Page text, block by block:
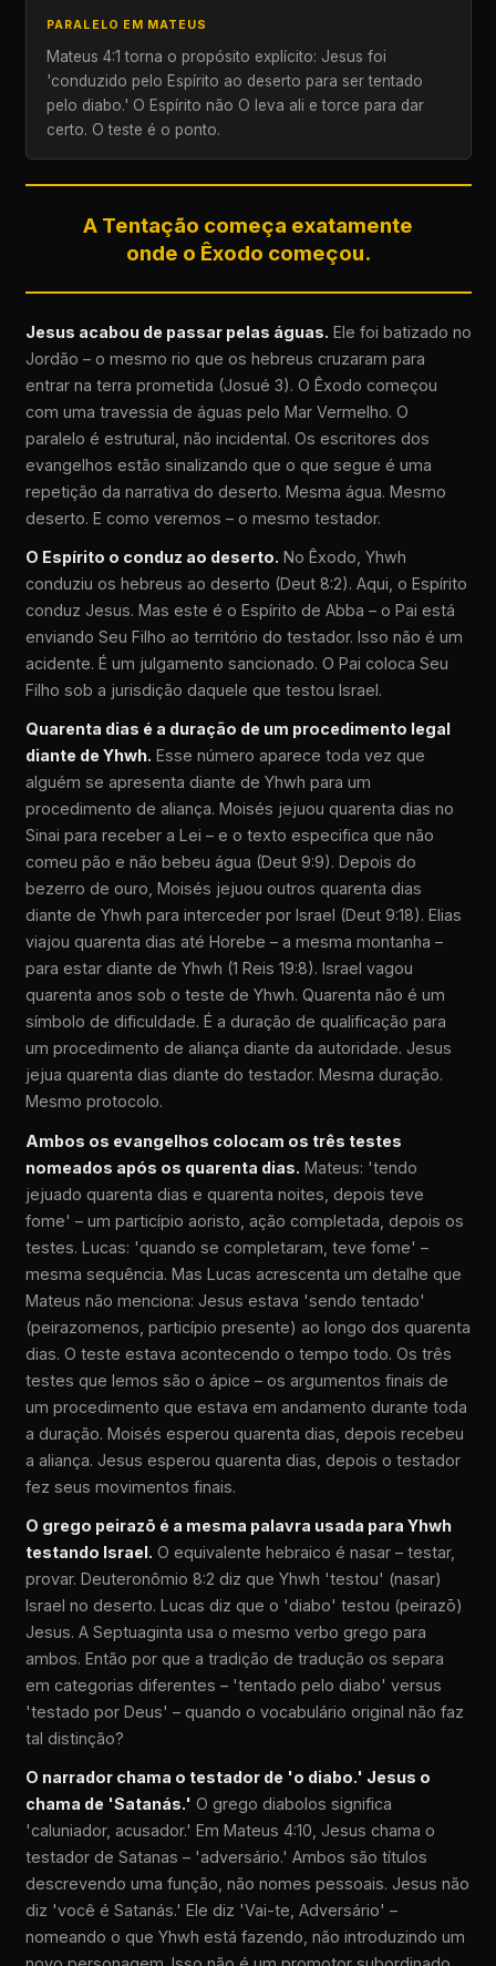
PARALELO EM MATEUS
Mateus 4:1 torna o propósito explícito: Jesus foi
'conduzido pelo Espírito ao deserto para ser tentado
pelo diabo.' O Espírito não O leva ali e torce para dar
certo. O teste é o ponto.
A Tentação começa exatamente
onde o Êxodo começou.
Jesus acabou de passar pelas águas. Ele foi batizado no
Jordão – o mesmo rio que os hebreus cruzaram para
entrar na terra prometida (Josué 3). O Êxodo começou
com uma travessia de águas pelo Mar Vermelho. O
paralelo é estrutural, não incidental. Os escritores dos
evangelhos estão sinalizando que o que segue é uma
repetição da narrativa do deserto. Mesma água. Mesmo
deserto. E como veremos – o mesmo testador.
O Espírito o conduz ao deserto. No Êxodo, Yhwh
conduziu os hebreus ao deserto (Deut 8:2). Aqui, o Espírito
conduz Jesus. Mas este é o Espírito de Abba – o Pai está
enviando Seu Filho ao território do testador. Isso não é um
acidente. É um julgamento sancionado. O Pai coloca Seu
Filho sob a jurisdição daquele que testou Israel.
Quarenta dias é a duração de um procedimento legal
diante de Yhwh. Esse número aparece toda vez que
alguém se apresenta diante de Yhwh para um
procedimento de aliança. Moisés jejuou quarenta dias no
Sinai para receber a Lei – e o texto especifica que não
comeu pão e não bebeu água (Deut 9:9). Depois do
bezerro de ouro, Moisés jejuou outros quarenta dias
diante de Yhwh para interceder por Israel (Deut 9:18). Elias
viajou quarenta dias até Horebe – a mesma montanha –
para estar diante de Yhwh (1 Reis 19:8). Israel vagou
quarenta anos sob o teste de Yhwh. Quarenta não é um
símbolo de dificuldade. É a duração de qualificação para
um procedimento de aliança diante da autoridade. Jesus
jejua quarenta dias diante do testador. Mesma duração.
Mesmo protocolo.
Ambos os evangelhos colocam os três testes
nomeados após os quarenta dias. Mateus: 'tendo
jejuado quarenta dias e quarenta noites, depois teve
fome' – um particípio aoristo, ação completada, depois os
testes. Lucas: 'quando se completaram, teve fome' –
mesma sequência. Mas Lucas acrescenta um detalhe que
Mateus não menciona: Jesus estava 'sendo tentado'
(peirazomenos, particípio presente) ao longo dos quarenta
dias. O teste estava acontecendo o tempo todo. Os três
testes que lemos são o ápice – os argumentos finais de
um procedimento que estava em andamento durante toda
a duração. Moisés esperou quarenta dias, depois recebeu
a aliança. Jesus esperou quarenta dias, depois o testador
fez seus movimentos finais.
O grego peirazō é a mesma palavra usada para Yhwh
testando Israel. O equivalente hebraico é nasar – testar,
provar. Deuteronômio 8:2 diz que Yhwh 'testou' (nasar)
Israel no deserto. Lucas diz que o 'diabo' testou (peirazō)
Jesus. A Septuaginta usa o mesmo verbo grego para
ambos. Então por que a tradição de tradução os separa
em categorias diferentes – 'tentado pelo diabo' versus
'testado por Deus' – quando o vocabulário original não faz
tal distinção?
O narrador chama o testador de 'o diabo.' Jesus o
chama de 'Satanás.' O grego diabolos significa
'caluniador, acusador.' Em Mateus 4:10, Jesus chama o
testador de Satanas – 'adversário.' Ambos são títulos
descrevendo uma função, não nomes pessoais. Jesus não
diz 'você é Satanás.' Ele diz 'Vai-te, Adversário' –
nomeando o que Yhwh está fazendo, não introduzindo um